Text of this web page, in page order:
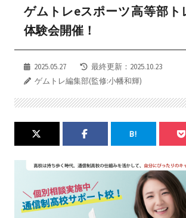
ゲムトレeスポーツ高等部ト
体験会開催！
2025.05.27
最終更新：2025.10.23
ゲムトレ編集部(監修:小幡和輝)
B!